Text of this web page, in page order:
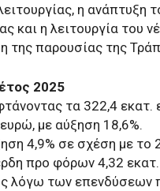
η ανάπτυξη
και η λειτουργία του
της παρουσίας της
2025
τα 322,4 εκατ.
με αύξηση 18,6%.
4,9% σε σχέση με το
προ φόρων 4,32
λόγω των επενδύσεων